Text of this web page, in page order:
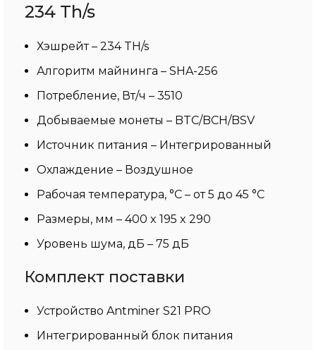
234 Th/s
Хэшрейт – 234 TH/s
Алгоритм майнинга – SHA-256
Потребление, Вт/ч – 3510
Добываемые монеты – BTC/BCH/BSV
Источник питания – Интегрированный
Охлаждение – Воздушное
Рабочая температура, °С – от 5 до 45 °С
Размеры, мм – 400 x 195 x 290
Уровень шума, дБ – 75 дБ
Комплект поставки
Устройство Antminer S21 PRO
Интегрированный блок питания